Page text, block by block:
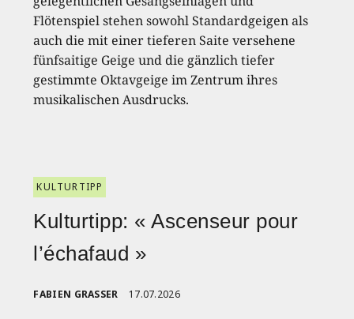
Flötenspiel stehen sowohl Standardgeigen als
auch die mit einer tieferen Saite versehene
fünfsaitige Geige und die gänzlich tiefer
gestimmte Oktavgeige im Zentrum ihres
musikalischen Ausdrucks.
KULTURTIPP
Kulturtipp: « Ascenseur pour
l’échafaud »
FABIEN GRASSER 17.07.2026